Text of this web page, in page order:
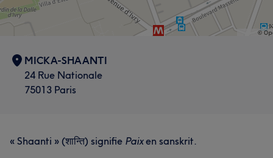
MICKA-SHAANTI
24 Rue Nationale
75013 Paris
« Shaanti » (शान्ति) signifie Paixen sanskrit.